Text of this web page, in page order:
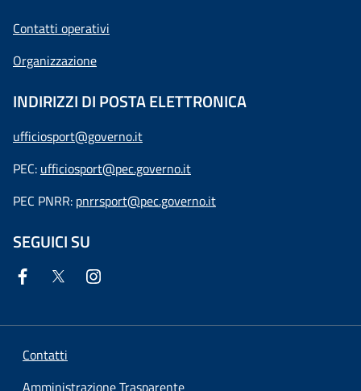
Contatti operativi
Organizzazione
INDIRIZZI DI POSTA ELETTRONICA
ufficiosport@governo.it
PEC: ufficiosport@pec.governo.it
PEC PNRR: pnrrsport@pec.governo.it
SEGUICI SU
Contatti
Amministrazione Trasparente